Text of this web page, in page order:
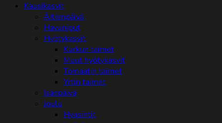
Kausikasvit
Äitienpäivä
Havuniput
Hyötykasvit
Kurkun taimet
Muut hyötykasvit
Tomaatin taimet
Yrtin taimet
Isänpäivä
Joulu
Hyasintit